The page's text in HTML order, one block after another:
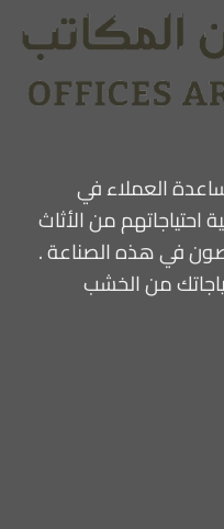
بدأت عام 2008 لمساعدة العملاء في
احتياجاتهم من الأثاث
في هذه الصناعة .
من الخشب